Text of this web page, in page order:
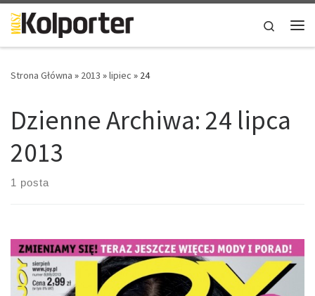
Skip to content
Search
Strona Główna » 2013 »lipiec » 24
Dzienne Archiwa: 24 lipca
2013
1 posta